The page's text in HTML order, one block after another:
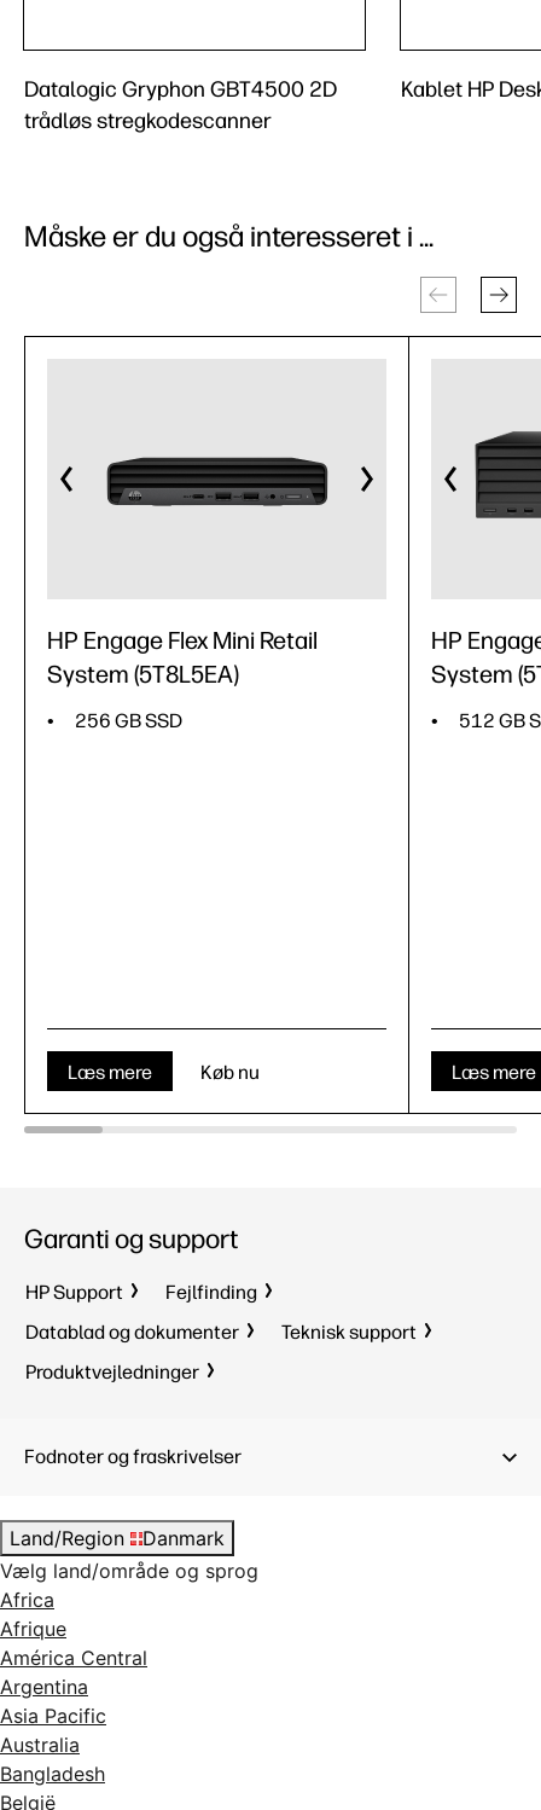
Datalogic Gryphon GBT4500 2D
trådløs stregkodescanner
Kablet HP
Måske er du også interesseret i ...
HP Engage Flex Mini Retail
System (5T8L5EA)
256 GB SSD
Læs mere Køb nu
HP
System
512 GB
Læs mere
Garanti og support
HP Support
Fejlfinding
Datablad og dokumenter
Teknisk support
Produktvejledninger
Fodnoter og fraskrivelser
Land/Region
Danmark
Vælg land/område og sprog
Africa
Afrique
América Central
Argentina
Asia Pacific
Australia
Bangladesh
België